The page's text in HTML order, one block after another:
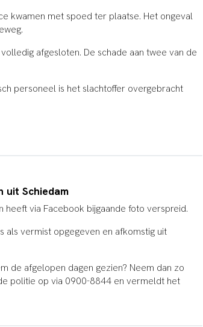
kwamen met spoed ter plaatse. Het ongeval
afgesloten. De schade aan twee van de
personeel is het slachtoffer overgebracht
uit Schiedam
heeft via Facebook bijgaande foto verspreid.
als vermist opgegeven en afkomstig uit
de afgelopen dagen gezien? Neem dan zo
politie op via 0900-8844 en vermeldt het